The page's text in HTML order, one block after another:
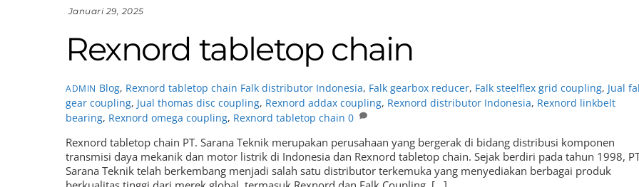
Januari 29, 2025
Rexnord tabletop chain
ADMIN Blog, Rexnord tabletop chain Falk distributor Indonesia, Falk gearbox reducer, Falk steelflex grid coupling, Jual
gear coupling, Jual thomas disc coupling, Rexnord addax coupling, Rexnord distributor Indonesia, Rexnord linkbelt
bearing, Rexnord omega coupling, Rexnord tabletop chain 0
Rexnord tabletop chain PT. Sarana Teknik merupakan perusahaan yang bergerak di bidang distribusi komponen
transmisi daya mekanik dan motor listrik di Indonesia dan Rexnord tabletop chain. Sejak berdiri pada tahun 1998,
Sarana Teknik telah berkembang menjadi salah satu distributor terkemuka yang menyediakan berbagai produk